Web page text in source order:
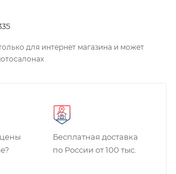
для интернет магазина и может
Бесплатная доставка
по России от 100 тыс.